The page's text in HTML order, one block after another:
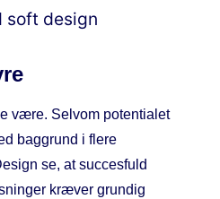
være. Selvom potentialet
baggrund i flere
se, at succesfuld
kræver grundig